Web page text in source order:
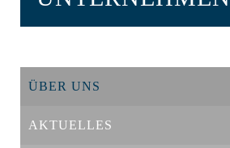
ÜBER UNS
AKTUELLES